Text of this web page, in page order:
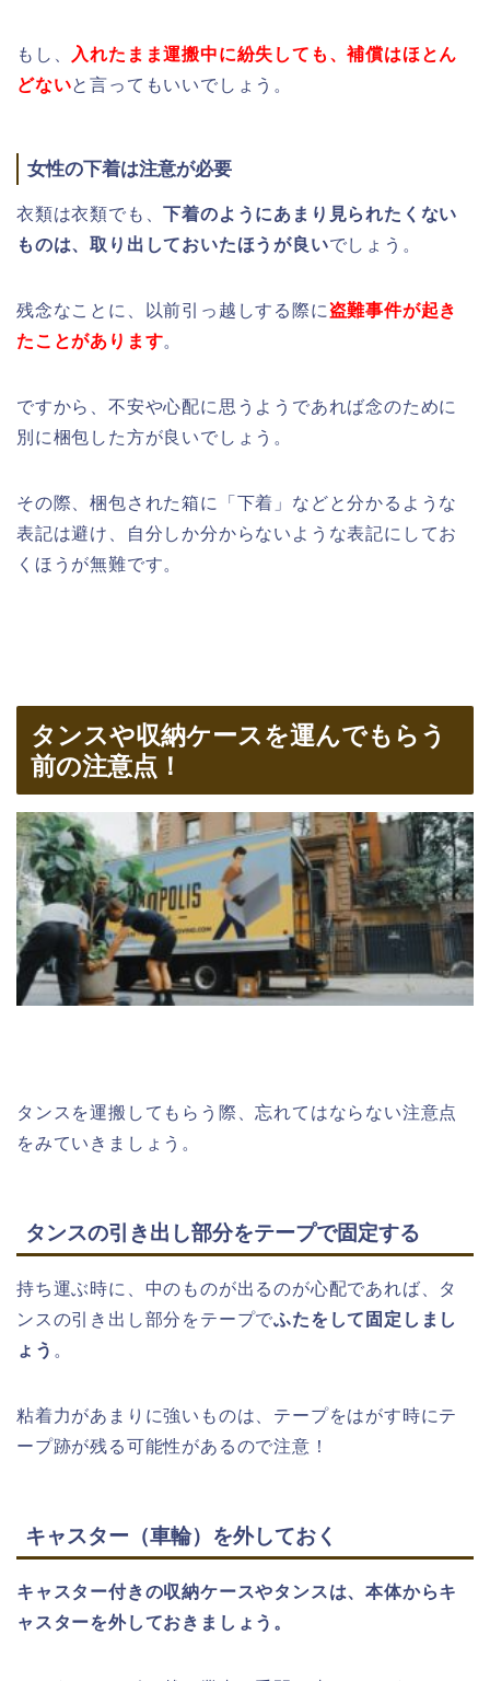
もし、
入れたまま運搬中に紛失しても、補償はほとん
どないと言ってもいいでしょう。
女性の下着は注意が必要
衣類は衣類でも、下着のようにあまり見られたくない
ものは、取り出しておいたほうが良いでしょう。
残念なことに、以前引っ越しする際に盗難事件が起き
たことがあります。
ですから、不安や心配に思うようであれば念のために
別に梱包した方が良いでしょう。
その際、梱包された箱に「下着」などと分かるような
表記は避け、自分しか分からないような表記にしてお
くほうが無難です。
タンスや収納ケースを運んでもらう
前の注意点！
タンスを運搬してもらう際、忘れてはならない注意点
をみていきましょう。
タンスの引き出し部分をテープで固定する
持ち運ぶ時に、中のものが出るのが心配であれば、タ
ンスの引き出し部分をテープでふたをして固定しまし
ょう 。
粘着力があまりに強いものは、テープをはがす時にテ
ープ跡が残る可能性があるので注意！
キャスター（車輪）を外しておく
キャスター付きの収納ケースやタンスは、本体からキ
ャスターを外しておきましょう。